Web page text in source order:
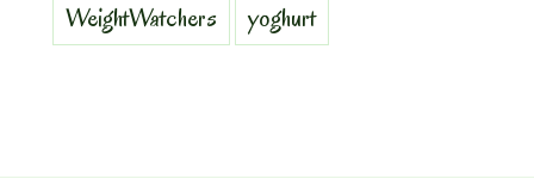
WeightWatchers
yoghurt